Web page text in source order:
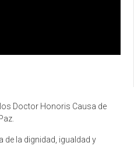
Doctor Honoris Causa de
de la dignidad, igualdad y